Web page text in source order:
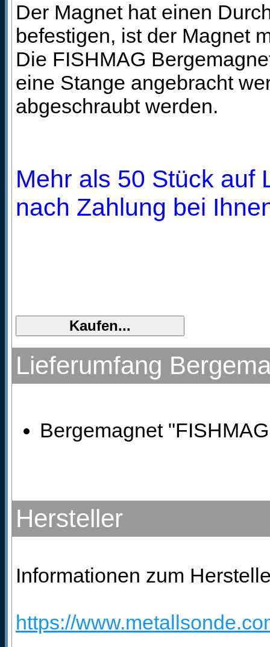
Der Magnet hat einen
befestigen, ist der Magnet
Die FISHMAG
eine Stange angebracht
abgeschraubt werden.
Mehr als 50 Stück auf
nach Zahlung bei
Lieferumfang
Bergemagnet
Hersteller
Informationen zum
https://